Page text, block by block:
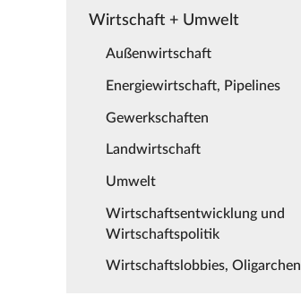
Wirtschaft + Umwelt
Außenwirtschaft
Energiewirtschaft, Pipelines
Gewerkschaften
Landwirtschaft
Umwelt
Wirtschaftsentwicklung und
Wirtschaftspolitik
Wirtschaftslobbies, Oligarchen